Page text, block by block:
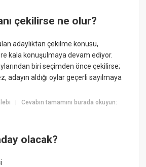
çekilirse ne olur?
adaylıktan çekilme konusu,
kala konuşulmaya devam ediyor.
biri seçimden önce çekilirse;
adayın aldığı oylar geçerli sayılmaya
|Cevabın tamamını burada okuyun:
olacak?